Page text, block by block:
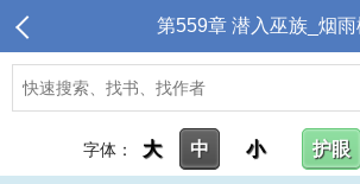
第559章 潜入巫族_烟雨
字体： 大 中 小 护眼